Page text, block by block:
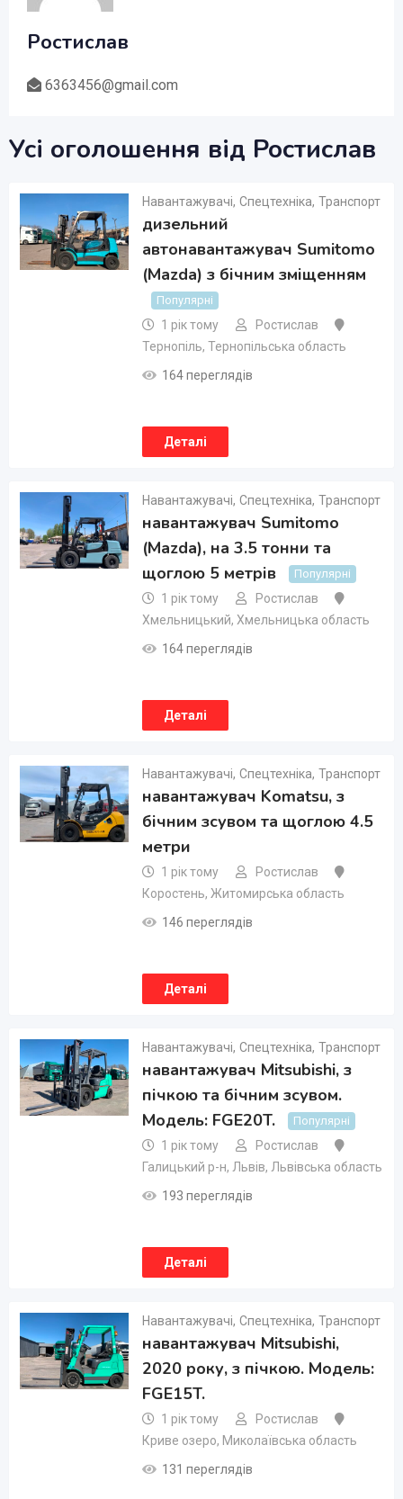
Ростислав
6363456@gmail.com
Усі оголошення від Ростислав
Навантажувачі, Спецтехніка, Транспорт
дизельний
автонавантажувач Sumitomo
(Mazda) з бічним зміщенням
Популярні
1 рік тому
Ростислав
Тернопіль, Тернопільська область
164 переглядів
Деталі
Навантажувачі, Спецтехніка, Транспорт
навантажувач Sumitomo
(Mazda), на 3.5 тонни та
щоглою 5 метрів
Популярні
1 рік тому
Ростислав
Хмельницький, Хмельницька область
164 переглядів
Деталі
Навантажувачі, Спецтехніка, Транспорт
навантажувач Komatsu, з
бічним зсувом та щоглою 4.5
метри
1 рік тому
Ростислав
Коростень, Житомирська область
146 переглядів
Деталі
Навантажувачі, Спецтехніка, Транспорт
навантажувач Mitsubishi, з
пічкою та бічним зсувом.
Модель: FGE20T.
Популярні
1 рік тому
Ростислав
Галицький р-н, Львів, Львівська область
193 переглядів
Деталі
Навантажувачі, Спецтехніка, Транспорт
навантажувач Mitsubishi,
2020 року, з пічкою. Модель:
FGE15T.
1 рік тому
Ростислав
Криве озеро, Миколаївська область
131 переглядів